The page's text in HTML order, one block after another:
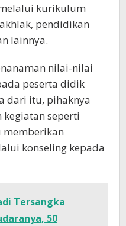
kurikulum
pendidikan
lainnya.
nilai-nilai
peserta didik
dari itu, pihaknya
seperti
memberikan
konseling kepada
Tersangka
50